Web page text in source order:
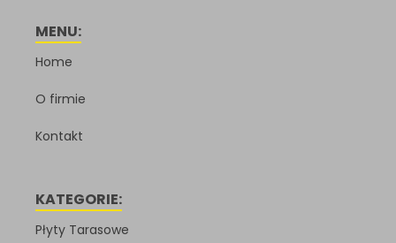
MENU:
Home
O firmie
Kontakt
KATEGORIE:
Płyty Tarasowe